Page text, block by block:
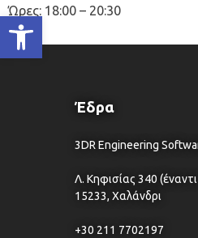
Ανοίξτε τη γραμμή εργαλείων
Ώρες: 18:00 – 20:30
Έδρα
3DR Engineering
Λ. Κηφισίας 340
15233, Χαλάνδρι
+30 211 7702197